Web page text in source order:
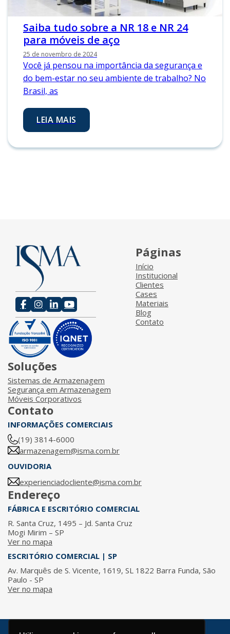
Saiba tudo sobre a NR 18 e NR 24
para móveis de aço
25 de novembro de 2024
Você já pensou na importância da segurança e
do bem-estar no seu ambiente de trabalho? No
Brasil, as
LEIA MAIS
Páginas
Início
Institucional
Clientes
Cases
Materiais
Blog
Contato
Soluções
Sistemas de Armazenagem
Segurança em Armazenagem
Móveis Corporativos
Contato
INFORMAÇÕES COMERCIAIS
(19) 3814-6000
armazenagem@isma.com.br
OUVIDORIA
experienciadocliente@isma.com.br
Endereço
FÁBRICA E ESCRITÓRIO COMERCIAL
R. Santa Cruz, 1495 – Jd. Santa Cruz
Mogi Mirim – SP
Ver no mapa
ESCRITÓRIO COMERCIAL | SP
Av. Marquês de S. Vicente, 1619, SL 1822 Barra Funda, São
Paulo - SP
Ver no mapa